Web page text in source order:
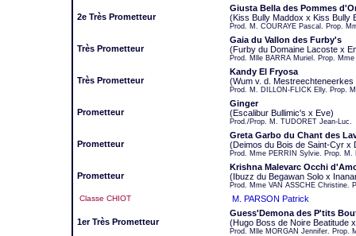
2e Très Prometteur
Giusta Bella des Pommes
(Kiss Bully Maddox x Kiss Bully
Prod. M. COURAYE Pascal. Prop.
Très Prometteur
Gaia du Vallon des Furby's
(Furby du Domaine Lacoste x
Prod. Mlle BARRA Muriel. Prop. Mme
Très Prometteur
Kandy El Fryosa
(Wum v. d.
Prod. M. DILLON-FLICK Elly. Prop.
Prometteur
Ginger
(Escalibur Bullimic's x Eve)
Prod./Prop. M. TUDORET Jean-Luc.
Prometteur
Greta Garbo du Chant des
(Deimos du Bois de Saint-Cyr x
Prod. Mme PERRIN Sylvie. Prop. M.
Prometteur
Krishna Malevarc Occhi
(Ibuzz du Begawan Solo x
Prod. Mme VAN ASSCHE Christine.
Classe CHIOT M. PARSON Patrick
1er Très Prometteur
Guess'Demona des P'tits
(Hugo Boss de Noire Beatitude
Prod. Mlle MORGAN Jennifer. Prop.